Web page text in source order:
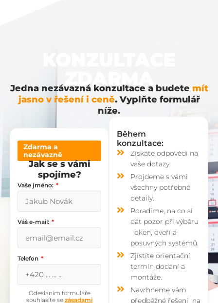
ZDARMA
Jedna nezávazná konzultace a budete mít
jasno v řešení i ceně. Vyplňte formulář
níže.
Zdarma a
nezávazně
Jak se s vámi
spojíme?
Vaše jméno:
Váš e-mail:
Telefon
Odesláním formuláře
souhlasíte se zásadami
Během
konzultace:
Získáte odpovědi na
vaše dotazy.
Projdeme s vámi
všechny potřebné
detaily.
Poradíme, na co si
dát pozor při výběru
oken, dveří a
posuvných systémů.
Zjistíte orientační
termín dodání a
montáže.
Navrhneme vám
předběžné řešení na